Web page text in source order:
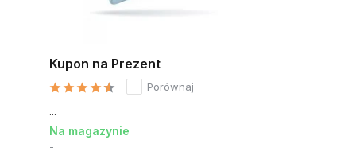
Kupon na Prezent
Porównaj
...
Na magazynie
-